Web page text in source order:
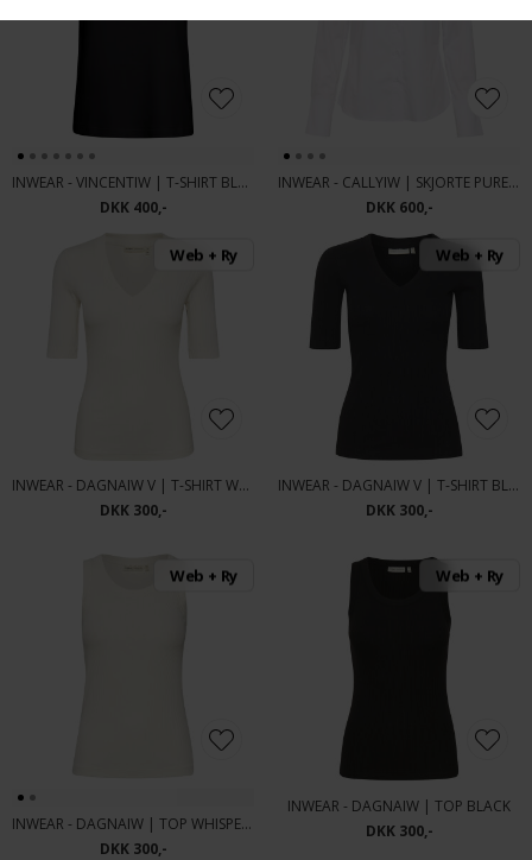
INWEAR - VINCENTIW | T-SHIRT BLACK
DKK 400,-
INWEAR - CALLYIW | SKJORTE PURE WHITE
DKK 600,-
Web + Ry
INWEAR - DAGNAIW V | T-SHIRT WHISPER WHITE
DKK 300,-
Web + Ry
INWEAR - DAGNAIW V | T-SHIRT BLACK
DKK 300,-
Web + Ry
INWEAR - DAGNAIW | TOP WHISPER WHITE
DKK 300,-
Web + Ry
INWEAR - DAGNAIW | TOP BLACK
DKK 300,-